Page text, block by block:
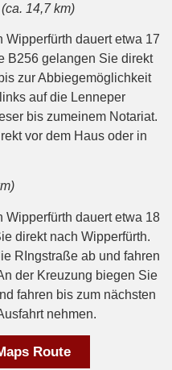
14,7 km)
Wipperfürth dauert etwa 17
B256 gelangen Sie direkt
zur Abbiegemöglichkeit
auf die Lenneper
bis zumeinem Notariat.
vor dem Haus oder in
Wipperfürth dauert etwa 18
direkt nach Wipperfürth.
RIngstraße ab und fahren
der Kreuzung biegen Sie
fahren bis zum nächsten
nehmen.
Route